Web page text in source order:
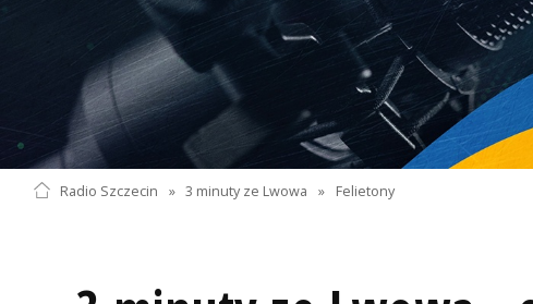
Radio Szczecin » 3 minuty ze Lwowa » Felietony